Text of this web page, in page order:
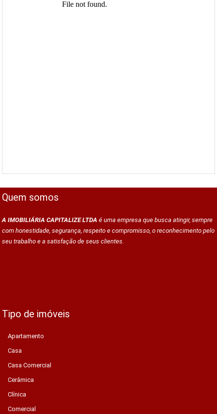
Quem somos
A IMOBILIÁRIA CAPITALIZE LTDA é uma empresa que busca atingir, sempre
com honestidade, segurança, respeito e compromisso, o reconhecimento pelo
seu trabalho e a satisfação de seus clientes.
Tipo de imóveis
Apartamento
Casa
Casa Comercial
Cerâmica
Clínica
Comercial